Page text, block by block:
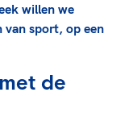
tijdens
of naar
te juichen
willen we
van sport, op een
de